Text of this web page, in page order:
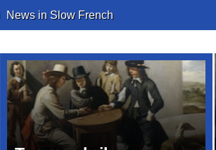
News in Slow French